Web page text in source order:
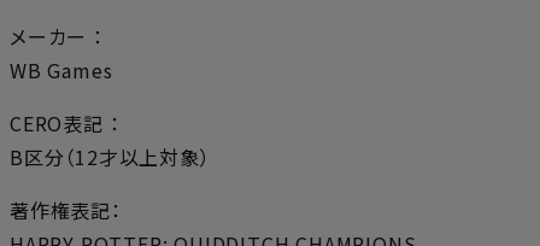
メーカー ：
WB Games
CERO表記 ：
B区分（12才以上対象）
著作権表記：